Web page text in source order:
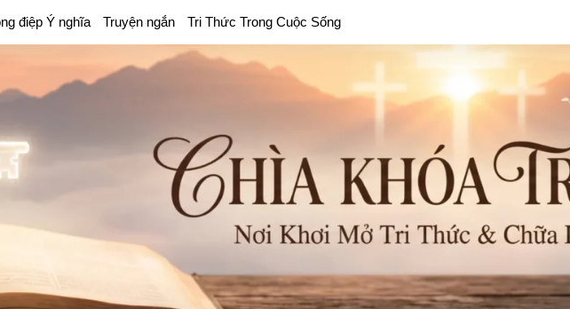
điệp Ý nghĩa Truyện ngắn Tri Thức Trong Cuộc Sống